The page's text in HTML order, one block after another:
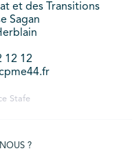
et des Transitions
Sagan
12 12
Stafe
?